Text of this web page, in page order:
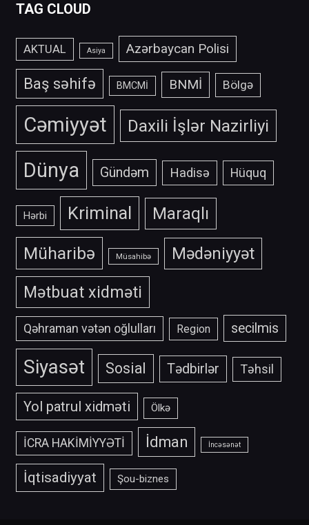
TAG CLOUD
AKTUAL Asiya Azərbaycan Polisi
Baş səhifə BMCMİ BNMİ Bölgə
Cəmiyyət Daxili İşlər Nazirliyi
Dünya Gündəm Hadisə Hüquq
Hərbi Kriminal Maraqlı
Müharibə Müsahibə
Mədəniyyət
Mətbuat xidməti
Qəhraman vətən oğlulları Region secilmis
Siyasət Sosial Tədbirlər Təhsil
Yol patrul xidməti Ölkə
İCRA HAKİMİYYƏTİ İdman İncəsənət
İqtisadiyyat Şou-biznes